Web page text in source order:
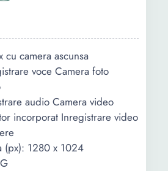
cu camera ascunsa
voce Camera foto
audio Camera video
incorporat Inregistrare video
(px): 1280 x 1024